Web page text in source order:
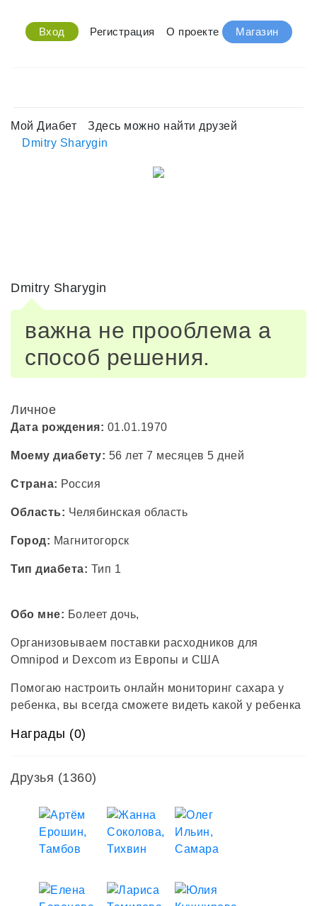
Вход Регистрация О проекте Магазин
Мой Диабет
Здесь можно найти друзей
Dmitry Sharygin
Dmitry Sharygin
важна не прооблема а
способ решения.
Личное
Дата рождения: 01.01.1970
Моему диабету: 56 лет 7 месяцев 5 дней
Страна: Россия
Область: Челябинская область
Город: Магнитогорск
Тип диабета: Тип 1
Обо мне: Болеет дочь,
Организовываем поставки расходников для
Omnipod и Dexcom из Европы и США
Помогаю настроить онлайн мониторинг сахара у
ребенка, вы всегда сможете видеть какой у ребенка
Награды (0)
Друзья (1360)